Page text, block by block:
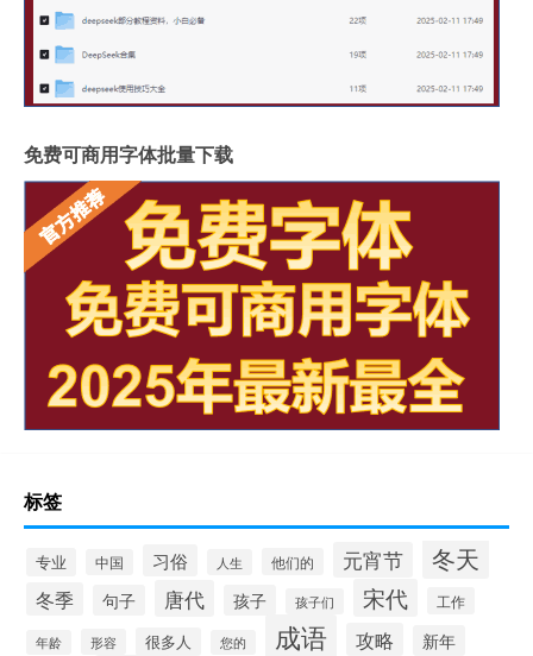
免费可商用字体批量下载
标签
专业 中国 习俗 人生 他们的 元宵节 冬天
冬季 句子 唐代 孩子 孩子们 宋代 工作
年龄 形容 很多人 您的 成语 攻略 新年